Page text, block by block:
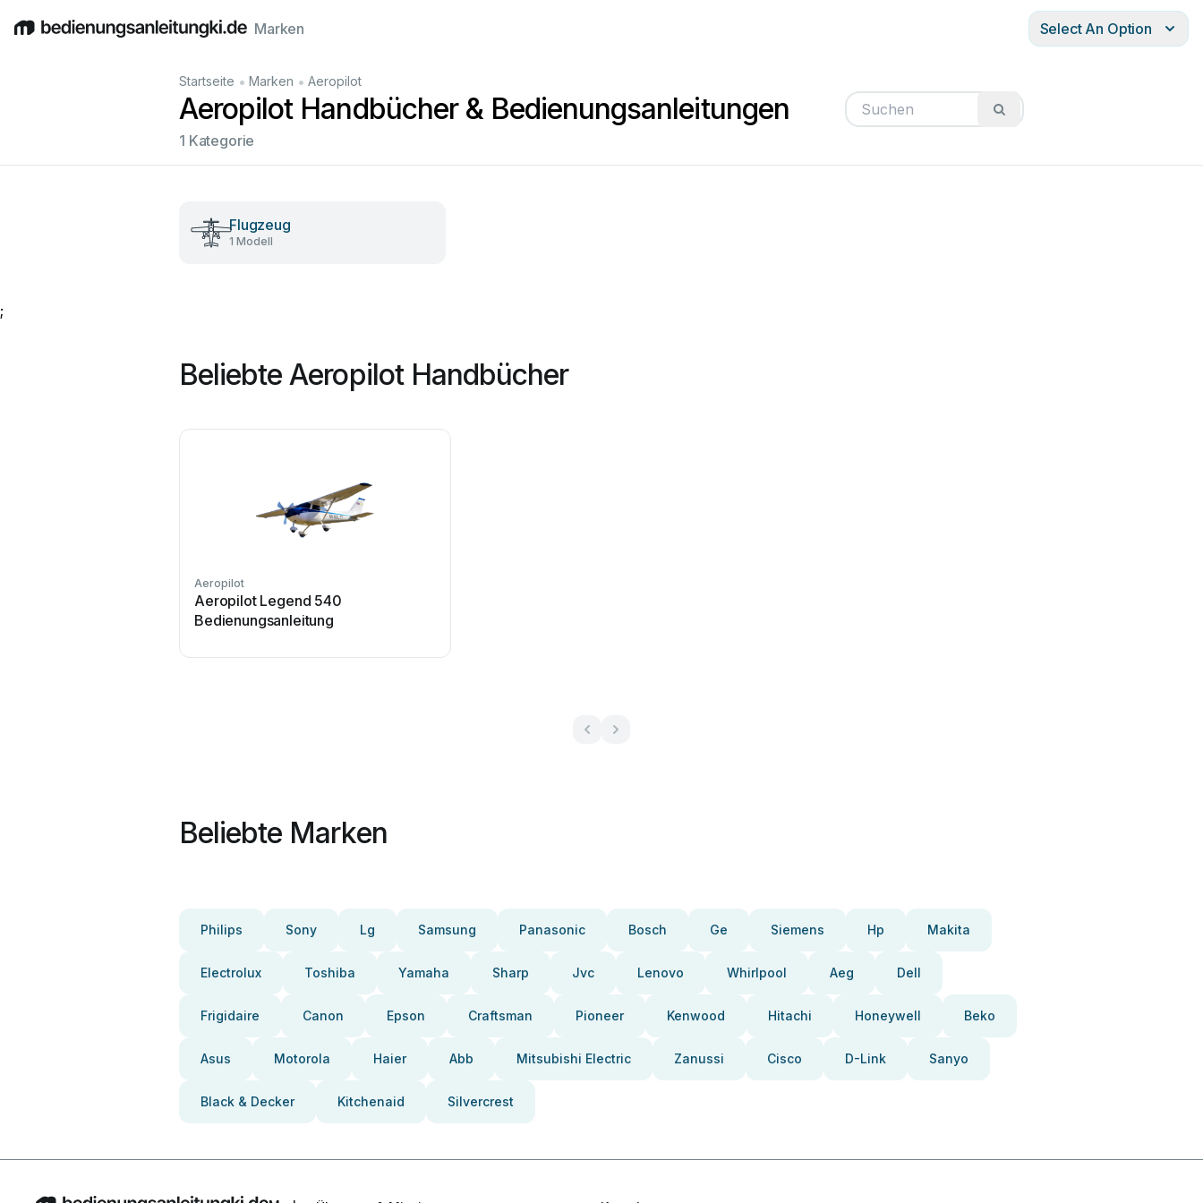
EnglishDeutschEspañolItalianoFrançais
Marken Select An Option
Startseite • Marken • Aeropilot
Aeropilot Handbücher & Bedienungsanleitungen
1 Kategorie
Flugzeug
1 Modell
;
Beliebte Aeropilot Handbücher
Aeropilot
Aeropilot Legend 540
Bedienungsanleitung
Beliebte Marken
Philips Sony Lg Samsung Panasonic Bosch Ge Siemens Hp Makita
Electrolux Toshiba Yamaha Sharp Jvc Lenovo Whirlpool Aeg Dell
Frigidaire Canon Epson Craftsman Pioneer Kenwood Hitachi Honeywell Beko
Asus Motorola Haier Abb Mitsubishi Electric Zanussi Cisco D-Link Sanyo
Black & Decker Kitchenaid Silvercrest